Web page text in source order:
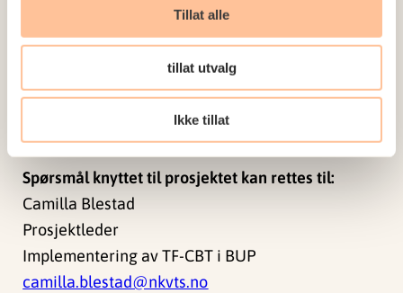
Tillat alle
tillat utvalg
Ikke tillat
(TF-CBT) er en akseptabel og gjennomførbar
behandling som gir traumeutsatte barn og
ungdom med PTSD kortere og mer effektive
behandlingsforløp. Les mer om STREAMher.
Spørsmål knyttet til prosjektet kan rettes til:
Camilla Blestad
Prosjektleder
Implementering av TF-CBT i BUP
camilla.blestad@nkvts.no